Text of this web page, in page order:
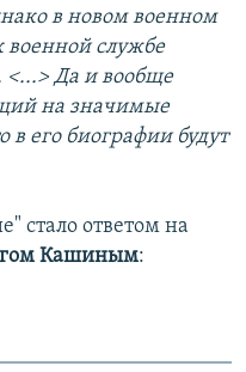
в новом военном
военной службе
<...> Да и вообще
на значимые
его биографии будут
стало ответом на
Кашиным: